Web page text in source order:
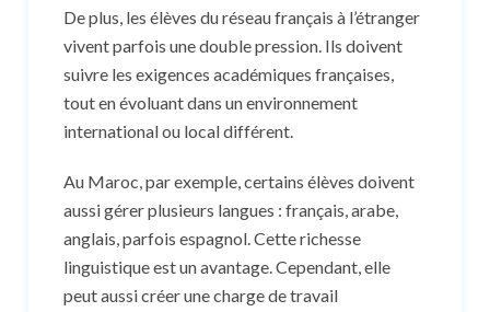
De plus, les élèves du réseau français à l’étranger
vivent parfois une double pression. Ils doivent
suivre les exigences académiques françaises,
tout en évoluant dans un environnement
international ou local différent.
Au Maroc, par exemple, certains élèves doivent
aussi gérer plusieurs langues : français, arabe,
anglais, parfois espagnol. Cette richesse
linguistique est un avantage. Cependant, elle
peut aussi créer une charge de travail